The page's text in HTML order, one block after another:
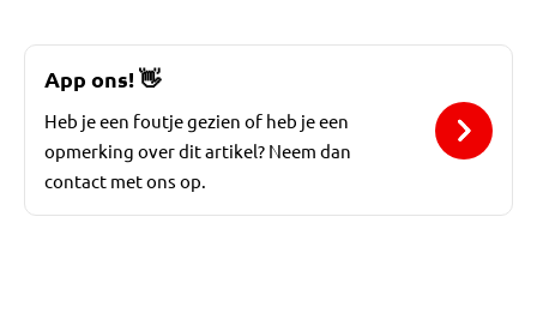
App ons!👋
Heb je een foutje gezien of heb je een
opmerking over dit artikel? Neem dan
contact met ons op.